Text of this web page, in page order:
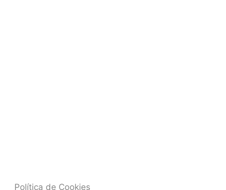
Política de Cookies